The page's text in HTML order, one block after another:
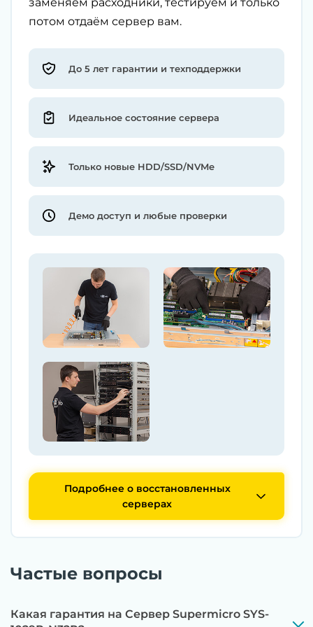
потом отдаём сервер вам.
До 5 лет гарантии и техподдержки
Идеальное состояние сервера
Только новые HDD/SSD/NVMe
Демо доступ и любые проверки
Подробнее о восстановленных
серверах
Частые вопросы
Какая гарантия на Сервер Supermicro SYS-